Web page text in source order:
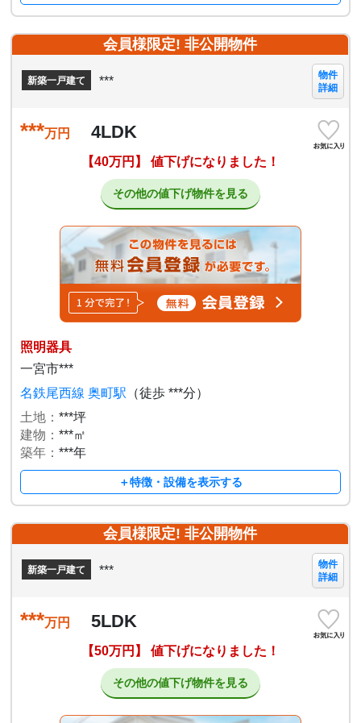
会員様限定! 非公開物件
新築一戸建て ***
物件
詳細
***万円 4LDK
【40万円】 値下げになりました！
その他の値下げ物件を見る
照明器具
一宮市***
名鉄尾西線 奥町駅 （徒歩 ***分）
土地：***坪
建物：***㎡
築年：***年
＋特徴・設備を表示する
会員様限定! 非公開物件
新築一戸建て ***
物件
詳細
***万円 5LDK
【50万円】 値下げになりました！
その他の値下げ物件を見る